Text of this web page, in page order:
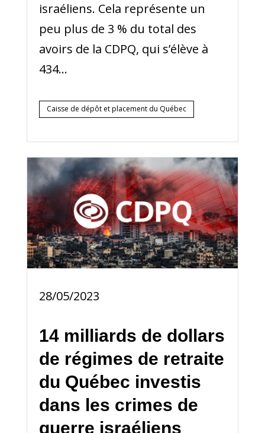
israéliens. Cela représente un
peu plus de 3 % du total des
avoirs de la CDPQ, qui s’élève à
434...
Caisse de dépôt et placement du Québec
28/05/2023
14 milliards de dollars
de régimes de retraite
du Québec investis
dans les crimes de
guerre israéliens